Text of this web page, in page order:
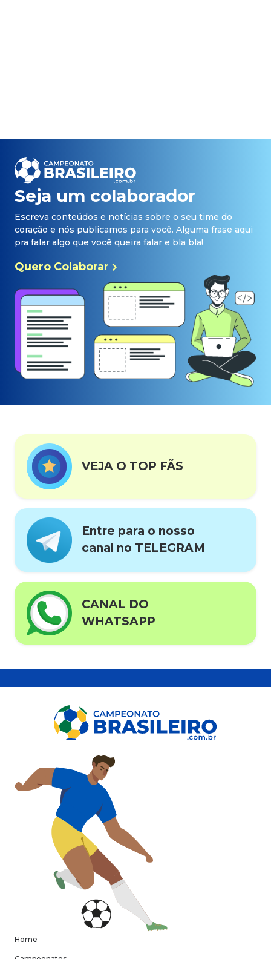
Seja um colaborador
Escreva conteúdos e notícias sobre o seu time do
coração e nós publicamos para você. Alguma frase aqui
pra falar algo que você queira falar e bla bla!
Quero Colaborar
VEJA O TOP FÃS
Entre para o nosso
canal no TELEGRAM
CANAL DO
WHATSAPP
Home